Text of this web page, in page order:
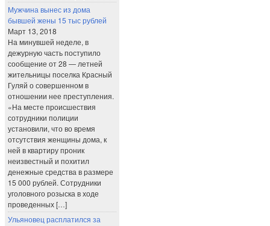
Мужчина вынес из дома
бывшей жены 15 тыс рублей
Март 13, 2018
На минувшей неделе, в
дежурную часть поступило
сообщение от 28 — летней
жительницы поселка Красный
Гуляй о совершенном в
отношении нее преступления.
«На месте происшествия
сотрудники полиции
установили, что во время
отсутствия женщины дома, к
ней в квартиру проник
неизвестный и похитил
денежные средства в размере
15 000 рублей. Сотрудники
уголовного розыска в ходе
проведенных […]
Ульяновец расплатился за